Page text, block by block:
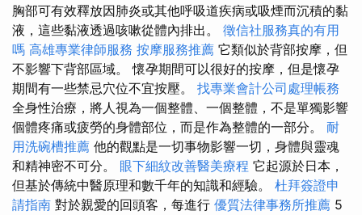
胸部可有效釋放因肺炎或其他呼吸道疾病或吸煙而沉積的黏
液，這些黏液透過咳嗽從體內排出。 徵信社服務真的有用
嗎 高雄專業律師服務 按摩服務推薦 它類似於背部按摩，但
不影響下背部區域。 懷孕期間可以很好的按摩，但是懷孕
期間有一些禁忌穴位不宜按壓。 找專業會計公司處理帳務
全身性治療，將人視為一個整體、一個整體，不是單獨影響
個體疼痛或疲勞的身體部位，而是作為整體的一部分。 耐
用洗碗槽推薦 他的觀點是一切事物影響一切，身體與靈魂
和精神密不可分。 眼下細紋改善醫美療程 它起源於日本，
但基於傳統中醫原理和數千年的知識和經驗。 杜拜簽證申
請指南 對於親愛的回頭客，每進行 優質法律事務所推薦 5